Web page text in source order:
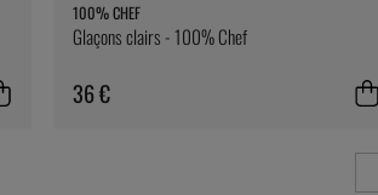
100% CHEF
Glaçons clairs - 100% Chef
36 €